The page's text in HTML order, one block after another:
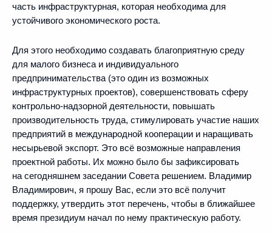
часть инфраструктурная, которая необходима для
устойчивого экономического роста.
Для этого необходимо создавать благоприятную среду
для малого бизнеса и индивидуального
предпринимательства (это один из возможных
инфраструктурных проектов), совершенствовать сферу
контрольно-надзорной деятельности, повышать
производительность труда, стимулировать участие наших
предприятий в международной кооперации и наращивать
несырьевой экспорт. Это всё возможные направления
проектной работы. Их можно было бы зафиксировать
на сегодняшнем заседании Совета решением. Владимир
Владимирович, я прошу Вас, если это всё получит
поддержку, утвердить этот перечень, чтобы в ближайшее
время президиум начал по нему практическую работу.